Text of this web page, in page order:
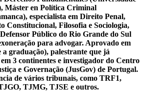
Máster en Política Criminal
especialista em Direito Penal,
Constitucional, Filosofia e Sociologia,
Público do Rio Grande do Sul
para advogar. Aprovado em
a graduação), palestrante que já
3 continentes e investigador do Centro
e Governação (JusGov) de Portugal.
de vários tribunais, como TRF1,
TJMG, TJSE e outros.